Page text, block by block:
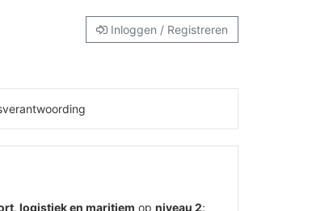
Inloggen / Registreren
logistiek en maritiem op niveau 2: